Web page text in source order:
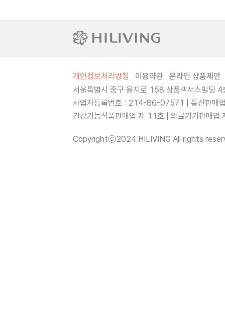
개인정보처리방침 이용약관
온라인 상품제안
서울특별시 중구 을지로 158 삼풍넥서스빌딩
사업자등록번호 : 214-86-07571 | 통신판매
건강기능식품판매업 제 11호 | 의료기기판매
Copyrightⓒ2024 HILIVING All rights